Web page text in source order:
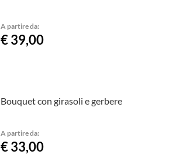
A partire da:
€ 39,00
Bouquet con girasoli e gerbere
A partire da:
€ 33,00